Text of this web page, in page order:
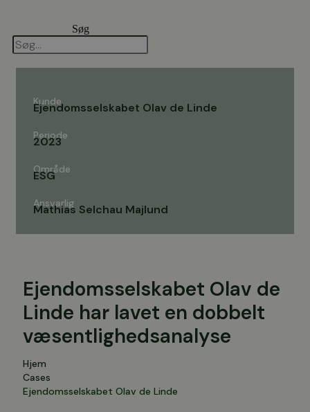
indhold
Søg
Kunde
Ejendomsselskabet Olav de Linde
Periode
2023
Område
ESG
Ansvarlig
Mathias Selchau Majlund
Ejendomsselskabet Olav de
Linde har lavet en dobbelt
væsentlighedsanalyse
Hjem
Cases
Ejendomsselskabet Olav de Linde